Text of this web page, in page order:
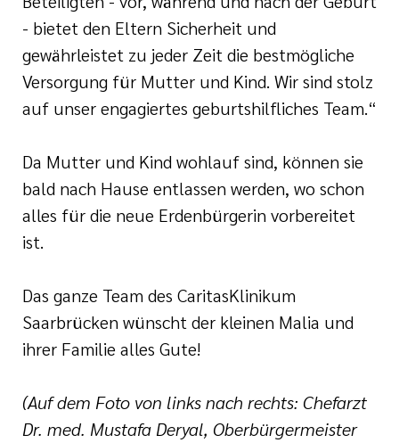
- bietet den Eltern Sicherheit und
gewährleistet zu jeder Zeit die bestmögliche
Versorgung für Mutter und Kind. Wir sind stolz
auf unser engagiertes geburtshilfliches Team.“
Da Mutter und Kind wohlauf sind, können sie
bald nach Hause entlassen werden, wo schon
alles für die neue Erdenbürgerin vorbereitet
ist.
Das ganze Team des CaritasKlinikum
Saarbrücken wünscht der kleinen Malia und
ihrer Familie alles Gute!
(Auf dem Foto von links nach rechts: Chefarzt
Dr. med. Mustafa Deryal, Oberbürgermeister